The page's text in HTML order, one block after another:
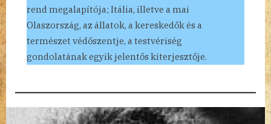
rend megalapítója; Itália, illetve a mai
Olaszország, az állatok, a kereskedők és a
természet védőszentje, a testvériség
gondolatának egyik jelentős kiterjesztője.